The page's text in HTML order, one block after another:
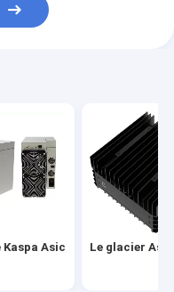
Kaspa Asic Le glacier